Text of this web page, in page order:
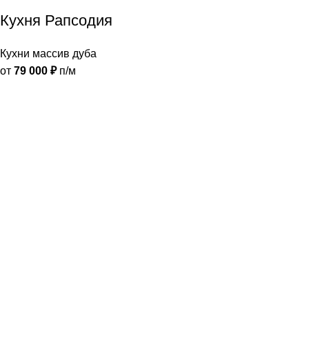
Кухня Рапсодия
Кухни массив дуба
от 79 000 ₽п/м